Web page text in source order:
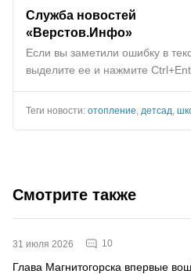
Служба новостей
«Верстов.Инфо»
Если вы заметили ошибку в
выделите ее и нажмите
Теги новости: отопление детсад
Смотрите также
31 июля 2026 10
Глава Магнитогорска впервые